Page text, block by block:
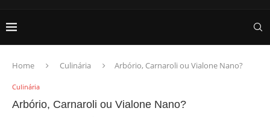
Home Culinária Arbório, Carnaroli ou Vialone Nano?
Culinária
Arbório, Carnaroli ou Vialone Nano?